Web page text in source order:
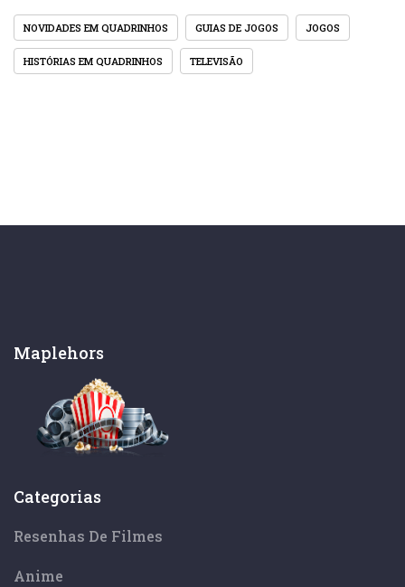
NOVIDADES EM QUADRINHOS GUIAS DE JOGOS JOGOS
HISTÓRIAS EM QUADRINHOS TELEVISÃO
Maplehors
Categorias
Resenhas De Filmes
Anime